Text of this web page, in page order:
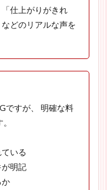
仕上がりがきれ
どのリアルな声を
ですが、 明確な料
いる
明記
か